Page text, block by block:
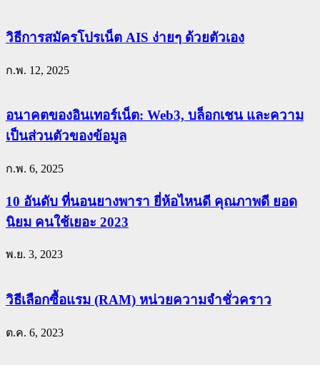
วิธีการสมัครโปรเน็ต AIS ง่ายๆ ด้วยตัวเอง
ก.พ. 12, 2025
อนาคตของอินเทอร์เน็ต: Web3, บล็อกเชน และความ
เป็นส่วนตัวของข้อมูล
ก.พ. 6, 2025
10 อันดับ ที่นอนยางพารา ยี่ห้อไหนดี คุณภาพดี ยอด
นิยม คนใช้เยอะ 2023
พ.ย. 3, 2023
วิธีเลือกซื้อแรม (RAM) หน่วยความจำชั่วคราว
ต.ค. 6, 2023